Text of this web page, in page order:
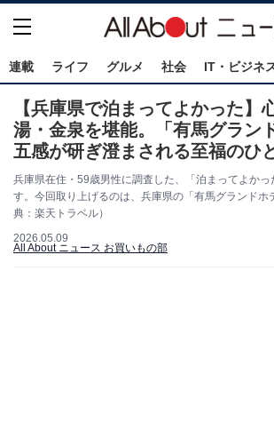
連載 ライフ グルメ 社会 IT・ビジネ
【兵庫県で泊まってよかった】
湯・金泉を堪能。「有馬グラン
五感が研ぎ澄まされる至福のひ
兵庫県在住・59歳男性に調査した、「泊まってよかっ
す。今回取り上げるのは、兵庫県の「有馬グランドホ
典：楽天トラベル）
2026.05.09
All About ニュース お買いもの部